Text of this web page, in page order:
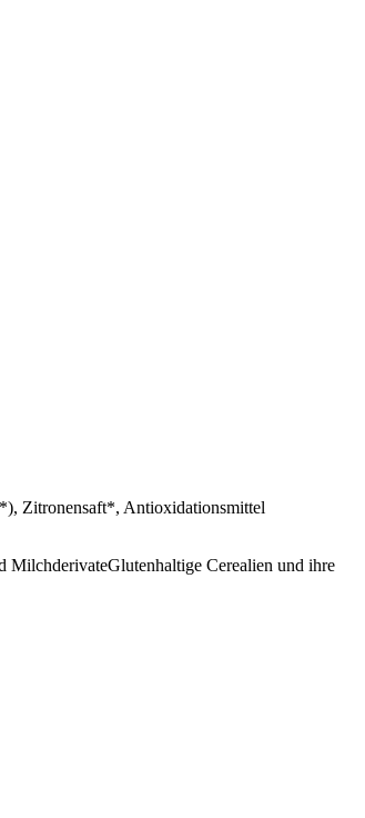
Zitronensaft*, Antioxidationsmittel
MilchderivateGlutenhaltige Cerealien und ihre